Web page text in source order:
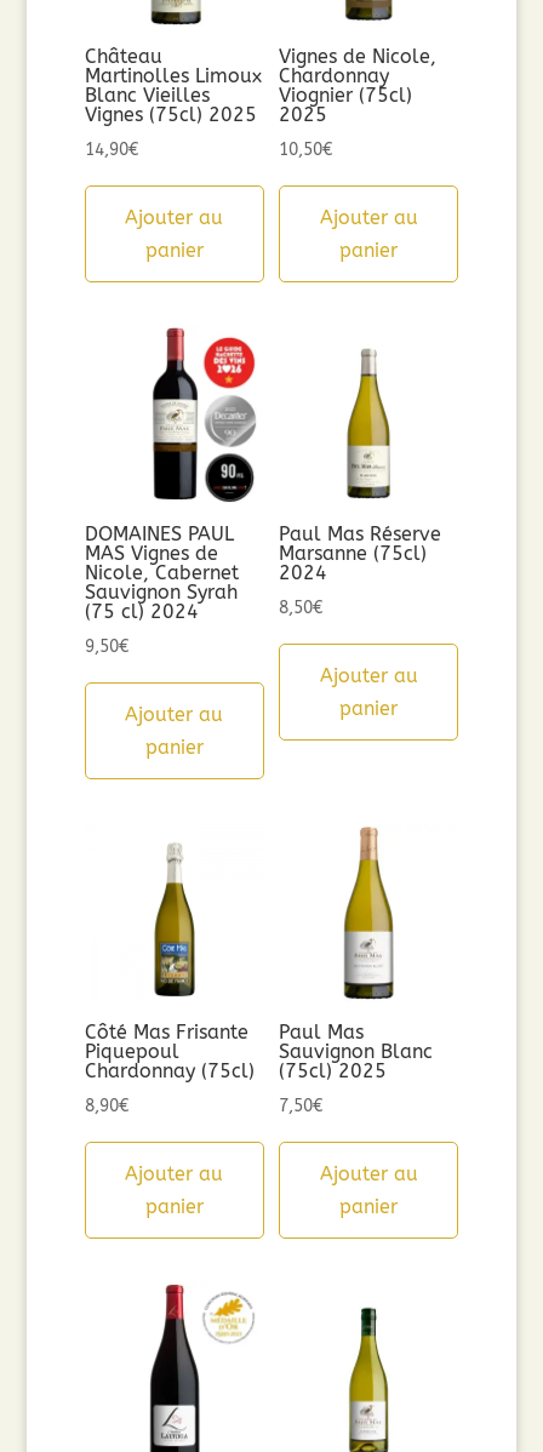
Château
Martinolles Limoux
Blanc Vieilles
Vignes (75cl) 2025
14,90€
Ajouter au
panier
Vignes de Nicole,
Chardonnay
Viognier (75cl)
2025
10,50€
Ajouter au
panier
DOMAINES PAUL
MAS Vignes de
Nicole, Cabernet
Sauvignon Syrah
(75 cl) 2024
9,50€
Ajouter au
panier
Paul Mas Réserve
Marsanne (75cl)
2024
8,50€
Ajouter au
panier
Côté Mas Frisante
Piquepoul
Chardonnay (75cl)
8,90€
Ajouter au
panier
Paul Mas
Sauvignon Blanc
(75cl) 2025
7,50€
Ajouter au
panier